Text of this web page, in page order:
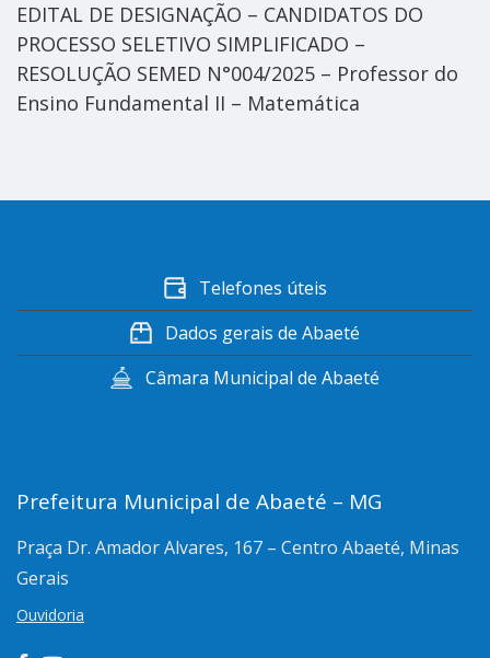
EDITAL DE DESIGNAÇÃO – CANDIDATOS DO
PROCESSO SELETIVO SIMPLIFICADO –
RESOLUÇÃO SEMED N°004/2025 – Professor do
Ensino Fundamental II – Matemática
Telefones úteis
Dados gerais de Abaeté
Câmara Municipal de Abaeté
Prefeitura Municipal de Abaeté – MG
Praça Dr. Amador Alvares, 167 – Centro Abaeté, Minas
Gerais
Ouvidoria